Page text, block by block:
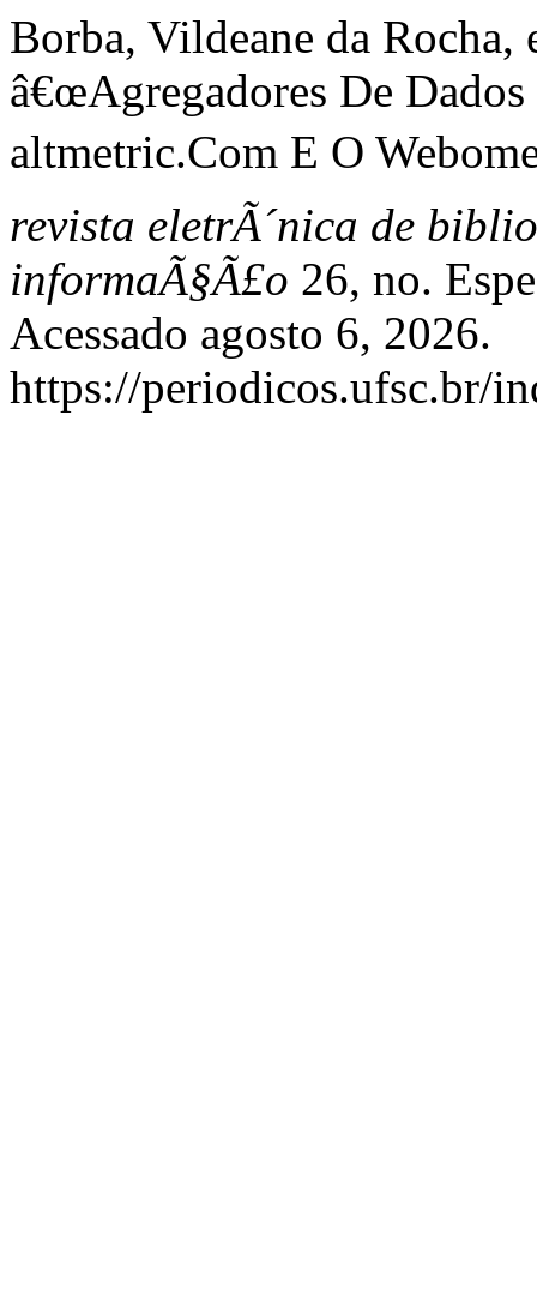
Borba, Vildeane da Rocha,
â€œAgregadores De
altmetric.Com E O
revista eletrÃ´nica de
informaÃ§Ã£o 26, no.
Acessado agosto 6, 2026.
https://periodicos.ufsc.br/